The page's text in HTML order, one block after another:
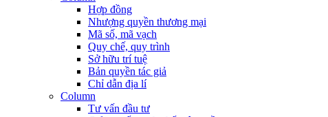
Hợp đồng
Nhượng quyền thương mại
Mã số, mã vạch
Quy chế, quy trình
Sở hữu trí tuệ
Bản quyền tác giả
Chỉ dẫn địa lí
Column
Tư vấn đầu tư